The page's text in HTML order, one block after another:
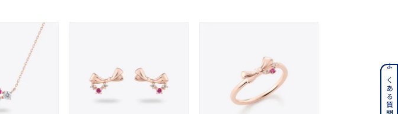
ゴールド ステンレス
イトカラー